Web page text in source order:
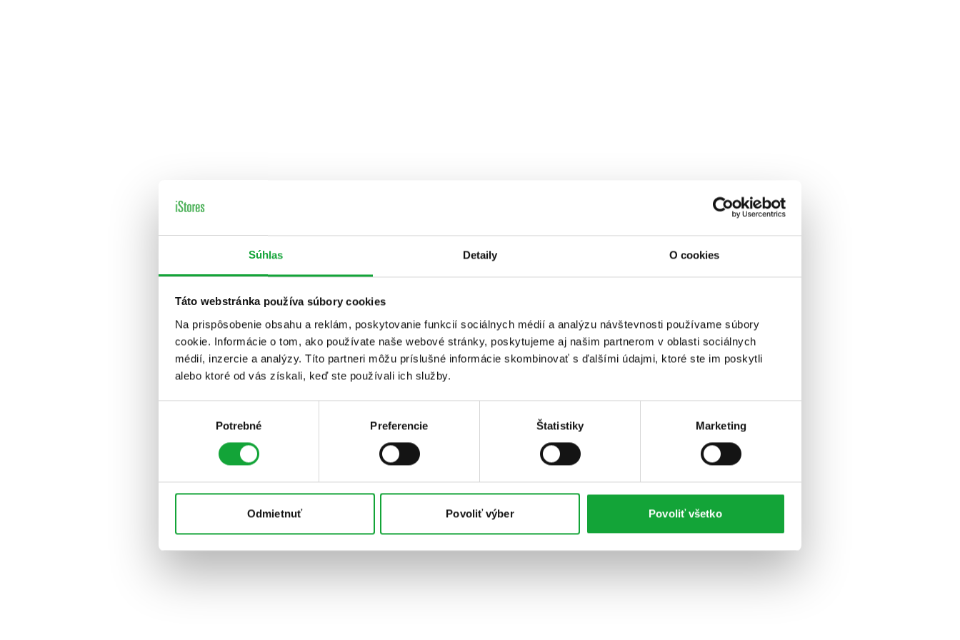
Súhlas Detaily O cookies
Táto webstránka používa súbory cookies
Na prispôsobenie obsahu a reklám, poskytovanie funkcií sociálnych médií a analýzu návštevnosti používame súbory
cookie. Informácie o tom, ako používate naše webové stránky, poskytujeme aj našim partnerom v oblasti sociálnych
médií, inzercie a analýzy. Títo partneri môžu príslušné informácie skombinovať s ďalšími údajmi, ktoré ste im poskytli
alebo ktoré od vás získali, keď ste používali ich služby.
Potrebné Preferencie Štatistiky Marketing
Odmietnuť Povoliť výber Povoliť všetko